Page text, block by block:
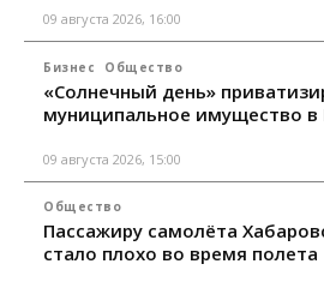
09 августа 2026, 16:00
Бизнес Общество
«Солнечный день»
муниципальное имущество в
09 августа 2026, 15:00
Общество
Пассажиру самолёта
стало плохо во время полета